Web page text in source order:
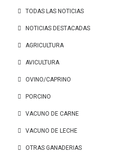
TODAS LAS NOTICIAS
NOTICIAS DESTACADAS
AGRICULTURA
AVICULTURA
OVINO/CAPRINO
PORCINO
VACUNO DE CARNE
VACUNO DE LECHE
OTRAS GANADERIAS